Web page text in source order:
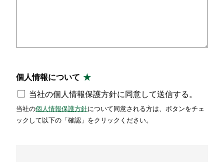
個人情報について
当社の個人情報保護方針に同意して送信する。
当社の個人情報保護方針について同意される方は、ボタンをチェ
ックして以下の「確認」をクリックください。